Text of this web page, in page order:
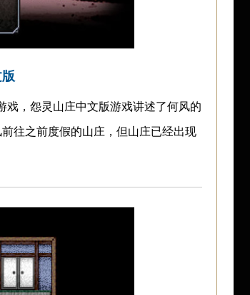
戏，怨灵山庄中文版游戏讲述了何风的
往之前度假的山庄，但山庄已经出现